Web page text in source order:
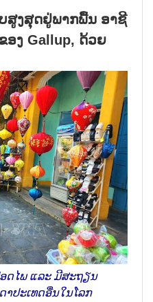
ສູງສຸດຢູ່ພາກພື້ນ ອາຊີ
ອງ Gallup, ດ້ວຍ
ດໄພ ແລະ ມີສະຖຽນ
ປະເທດອື່ນໃນໂລກ